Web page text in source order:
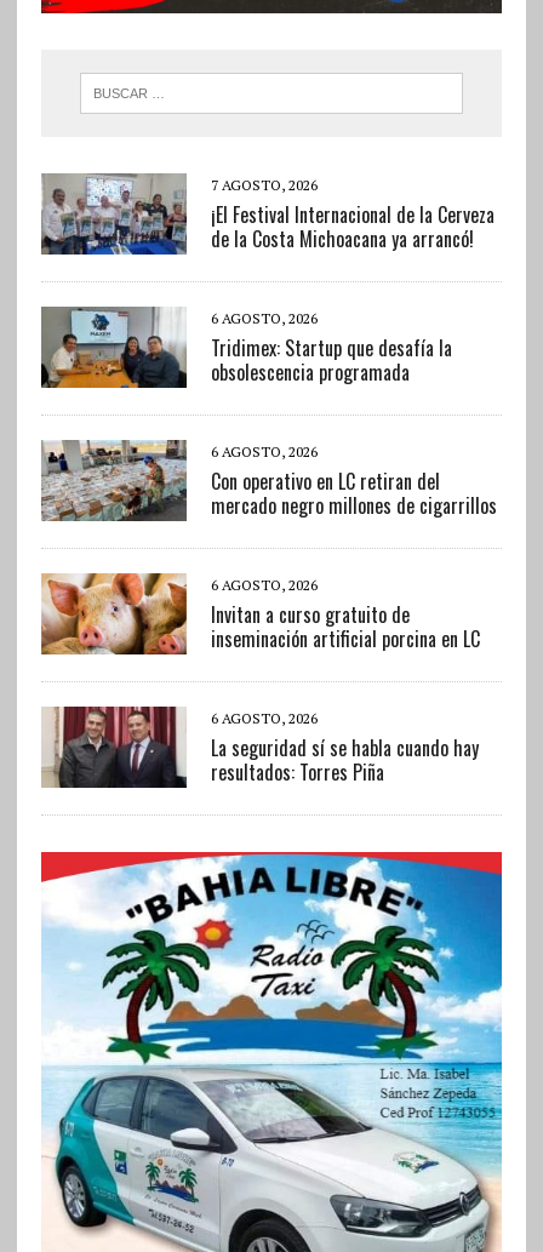
7 AGOSTO, 2026
¡El Festival Internacional de la Cerveza
de la Costa Michoacana ya arrancó!
6 AGOSTO, 2026
Tridimex: Startup que desafía la
obsolescencia programada
6 AGOSTO, 2026
Con operativo en LC retiran del
mercado negro millones de cigarrillos
6 AGOSTO, 2026
Invitan a curso gratuito de
inseminación artificial porcina en LC
6 AGOSTO, 2026
La seguridad sí se habla cuando hay
resultados: Torres Piña